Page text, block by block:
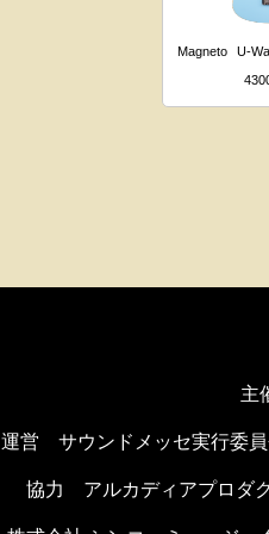
Magneto
U-
主
運営 サウンドメッセ実行委
協力 アルカディアプロダ